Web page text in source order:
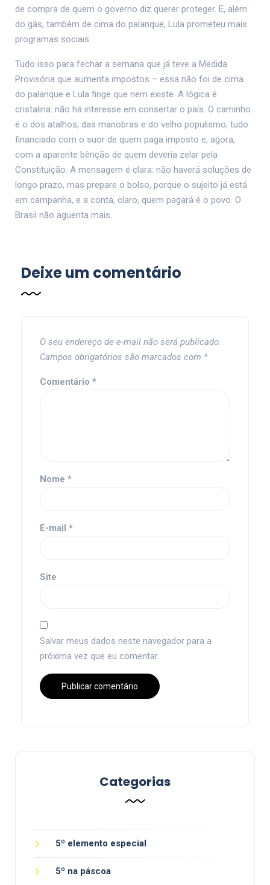
de compra de quem o governo diz querer proteger. E, além
do gás, também de cima do palanque, Lula prometeu mais
programas sociais.
Tudo isso para fechar a semana que já teve a Medida
Provisória que aumenta impostos – essa não foi de cima
do palanque e Lula finge que nem existe. A lógica é
cristalina: não há interesse em consertar o país. O caminho
é o dos atalhos, das manobras e do velho populismo, tudo
financiado com o suor de quem paga imposto e, agora,
com a aparente bênção de quem deveria zelar pela
Constituição. A mensagem é clara: não haverá soluções de
longo prazo, mas prepare o bolso, porque o sujeito já está
em campanha, e a conta, claro, quem pagará é o povo. O
Brasil não aguenta mais.
Deixe um comentário
O seu endereço de e-mail não será publicado.
Campos obrigatórios são marcados com *
Comentário *
Nome *
E-mail *
Site
Salvar meus dados neste navegador para a
próxima vez que eu comentar.
Categorias
5º elemento especial
5º na páscoa